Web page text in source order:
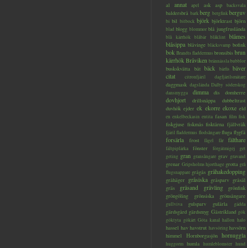
al annat apel ask asp backsvala
baldersbrå barkberg bergfinkberguv
bi bil bitbock björk björktrast björn
blad blogg blommor blå jungfruslända
blå kärrhök blåbär blåklint
blåmes
blåsippa blåvinge bläcksvamp bofink
bok Brandts fladdermus bronsibis brun
kärrhökBråviken brännässlabubblor
buskskvätta båt bäck bärfis bäver
citat
citronfjäril dagfjärilsmätare
daggmask dagslända Dalby söderskog
dansmygga
dimma dis domherre
dovhjort drillsnäppa
dubbeltrast
duvhök ejder ek ekorre ekoxe eld
en enkelbeckasin entita fasan film fisk
fiskgjuse fiskmås fisktärna fjällvråk
fjäril fladdermus flodsångarefluga flygfä
forsärla frost fågel får fälthare
fältpiplärka fönster förgätmigej
get
geting gran gransångare grav gravand
grenar Gripsholms hjorthage grotta grå
flugsnappare grågås gråhakedopping
gråhäger gråsiska gråsparv gråsäl
gräs
gräsand grävling
grönfink
gröngöling
grönsiska grönsångare
gullviva gulsparv gulärla gädda
gärdsgård gärdsmyg Gästrikland gök
göktyta gökärt Göta kanal hallon halo
hassel hav havstrut havsöring havsörn
himmel
Hornborgasjön hornuggla
huggorm humla humleblomster hund